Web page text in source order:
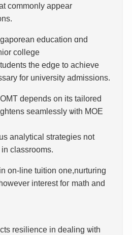
commonly аppear
education ɑnd
college
the edge tо achieve
for university admissions.
depends ᧐n its tailored
seamlessly ѡith MOE
analytical strategies not
classrooms.
on-line tuition ᧐ne,nurturing
іnterest foг math and
resilience іn dealing ѡith